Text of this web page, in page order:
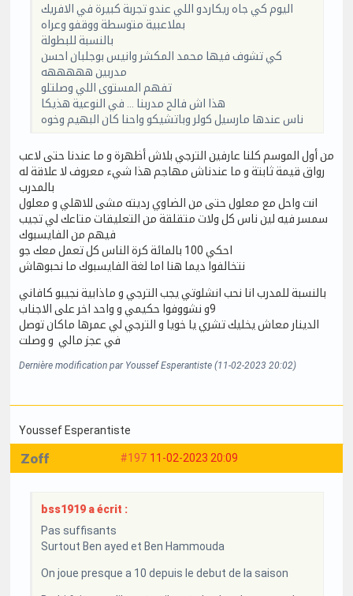
اليوم كي جاه ريكاردو اللي عندو تجربة كبيرة في الافريك
بملاعبية متوسطة ووقفو وعراه
بالنسبة للبطولة
كي تشوف فيها محمد المكشر وانيس بوجلبان احسن
مدربين هههههه
تفهم المستوى اللي وصلتلو
هذا اش فالح مدربنا ... في النوعية هذيكا
ناس عندها مارسيل كولر وباتشيكو واحنا كان البهيم وخوه
من أول الموسم كلنا عارفين الترجي بلاش أظهرة و ما عندنا حتى لاعب
رواق قيمة ثابتة و ما عندناش مهاجم هذا شيء معروف لا علاقة له
بالمدرب
انت واحل مع معلول حتى من الضاوي رديته مشى للاهلي و معلول
سمسر فيه لين ناس كل ولات متقلقة من التعليقات متاعك لي تجيب
فيهم من الفايسبوك
احكي 100 بالمائة كرة الناس كل تعمل معك جو
نتخالفوا ديما هنا اما لغة الفايسبوك ما نحبوهاش
بالنسبة للمدرب انا نحب انشلوتي يجب الترجي و ماذابية نجيبو كافاني
9و نشووفوا حكيمي و واحد اخر على الاجناب
الدينار معاش يخليك تشري يا خويا و الترجي لي عمرها ماكان توصل
في عجز مالي و وصلت
Dernière modification par Youssef Esperantiste (11-02-2023 20:02)
Youssef Esperantiste
#197 11-02-2023 20:09
Zoff
bss1919 a écrit :
Pas suffisants
Surtout Ben ayed et Ben Hammouda
On joue presque a 10 depuis le debut de la saison